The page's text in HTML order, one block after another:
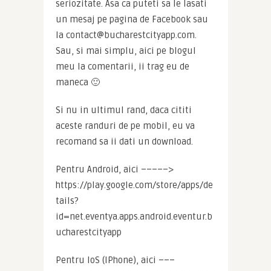
seriozitate. Asa ca puteti sa le lasati
un mesaj pe pagina de Facebook sau
la contact@bucharestcityapp.com.
Sau, si mai simplu, aici pe blogul
meu la comentarii, ii trag eu de
maneca 🙂
Si nu in ultimul rand, daca cititi
aceste randuri de pe mobil, eu va
recomand sa ii dati un download.
Pentru Android, aici –––––>
https://play.google.com/store/apps/de
tails?
id=net.eventya.apps.android.eventur.b
ucharestcityapp
Pentru IoS (IPhone), aici –––